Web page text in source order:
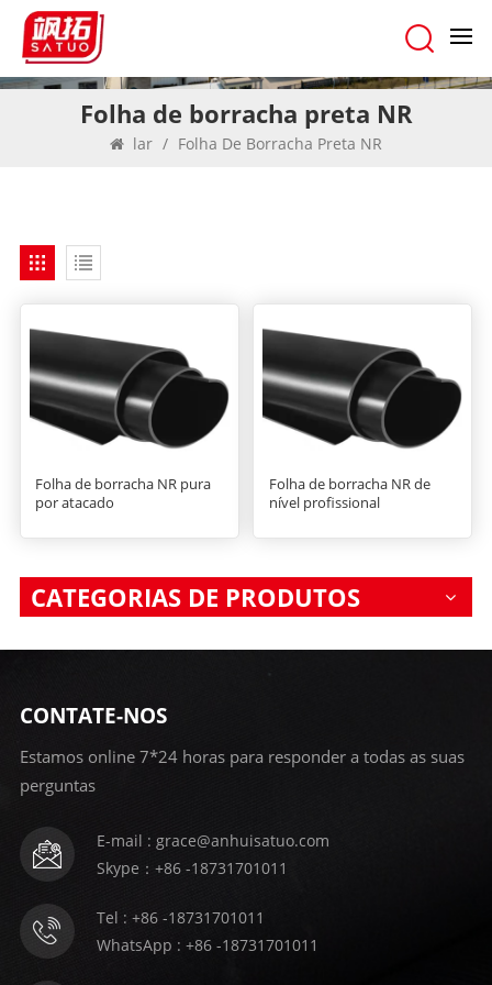
Folha de borracha preta NR
lar / Folha De Borracha Preta NR
Folha de borracha NR pura
por atacado
Folha de borracha NR de
nível profissional
CATEGORIAS DE PRODUTOS
CONTATE-NOS
Estamos online 7*24 horas para responder a todas as suas
perguntas
E-mail : grace@anhuisatuo.com
Skype：+86 -18731701011
Tel : +86 -18731701011
WhatsApp : +86 -18731701011